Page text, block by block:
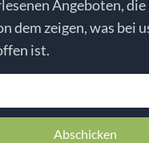
Angeboten, die
dem zeigen, was bei
ist.
Abschicken